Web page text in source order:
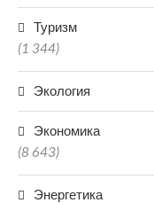
Туризм
(1 344)
Экология
Экономика
(8 643)
Энергетика